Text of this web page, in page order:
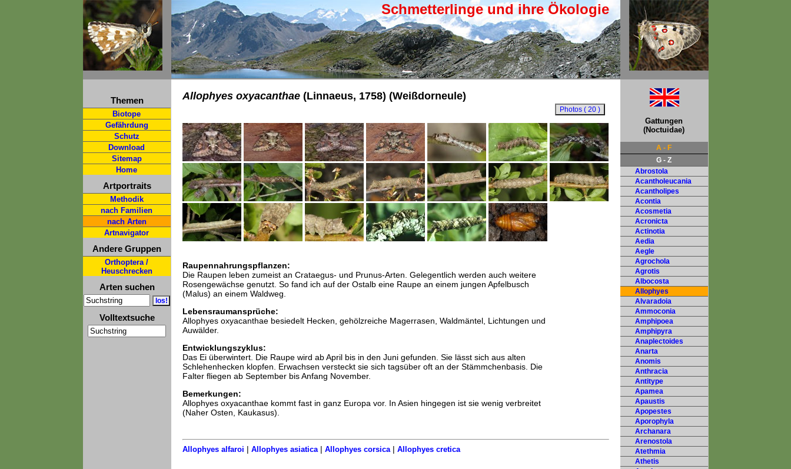
Schmetterlinge und ihre Ökologie
Themen
Biotope
Gefährdung
Schutz
Download
Sitemap
Home
Artportraits
Methodik
nach Familien
nach Arten
Artnavigator
Andere Gruppen
Orthoptera /
Heuschrecken
Arten suchen
Volltextsuche
Allophyes oxyacanthae(Linnaeus, 1758) (Weißdorneule)
Raupennahrungspflanzen:
Die Raupen leben zumeist an Crataegus- und Prunus-Arten. Gelegentlich werden auch weitere
Rosengewächse genutzt. So fand ich auf der Ostalb eine Raupe an einem jungen Apfelbusch
(Malus) an einem Waldweg.
Lebensraumansprüche:
Allophyes oxyacanthae besiedelt Hecken, gehölzreiche Magerrasen, Waldmäntel, Lichtungen und
Auwälder.
Entwicklungszyklus:
Das Ei überwintert. Die Raupe wird ab April bis in den Juni gefunden. Sie lässt sich aus alten
Schlehenhecken klopfen. Erwachsen versteckt sie sich tagsüber oft an der Stämmchenbasis. Die
Falter fliegen ab September bis Anfang November.
Bemerkungen:
Allophyes oxyacanthae kommt fast in ganz Europa vor. In Asien hingegen ist sie wenig verbreitet
(Naher Osten, Kaukasus).
Allophyes alfaroi | Allophyes asiatica| Allophyes corsica| Allophyes cretica
Gattungen
(Noctuidae)
A - F
G - Z
Abrostola
Acantholeucania
Acantholipes
Acontia
Acosmetia
Acronicta
Actinotia
Aedia
Aegle
Agrochola
Agrotis
Albocosta
Allophyes
Alvaradoia
Ammoconia
Amphipoea
Amphipyra
Anaplectoides
Anarta
Anomis
Anthracia
Antitype
Apamea
Apaustis
Apopestes
Aporophyla
Archanara
Arenostola
Atethmia
Athetis